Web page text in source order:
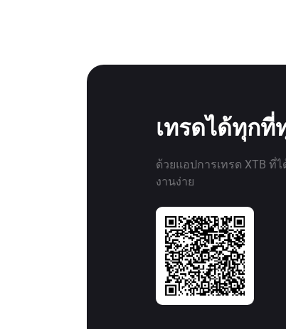
เทรดได้ทุกที่
ด้วยแอปการเทรด XTB ที่
งานง่าย